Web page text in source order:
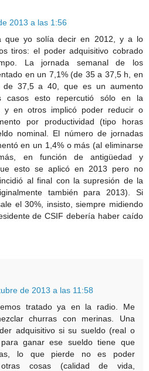
2013 a las 1:56
que yo solía decir en 2012, y a lo
tiros: el poder adquisitivo cobrado
La jornada semanal de los
en un 7,1% (de 35 a 37,5 h, en
de 37,5 a 40, que es un aumento
casos esto repercutió sólo en la
y en otros implicó poder reducir o
por productividad (tipo horas
nominal. El número de jornadas
en un 1,4% o más (al eliminarse
en función de antigüedad y
esto se aplicó en 2013 pero no
al final con la supresión de la
también para 2013). Si
el 30%, insisto, siempre midiendo
de CSIF debería haber caído
de 2013 a las 11:58
tratado ya en la radio. Me
churras con merinas. Una
adquisitivo si su sueldo (real o
ganar ese sueldo tiene que
lo que pierde no es poder
cosas (calidad de vida,